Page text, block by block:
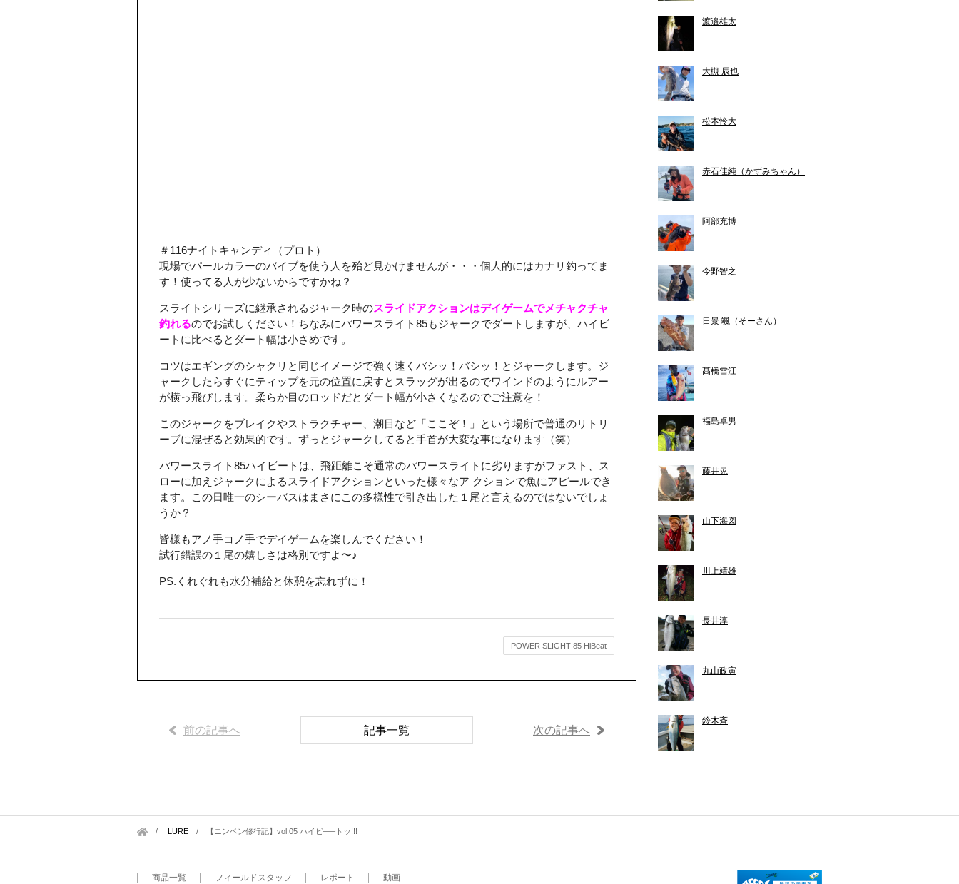
＃116ナイトキャンディ（プロト）
現場でパールカラーのバイブを使う人を殆ど見かけませんが・・・個人的にはカナリ釣ってま
す！使ってる人が少ないからですかね？
スライトシリーズに継承されるジャーク時のスライドアクションはデイゲームでメチャクチャ
釣れるのでお試しください！ちなみにパワースライト85もジャークでダートしますが、ハイビ
ートに比べるとダート幅は小さめです。
コツはエギングのシャクリと同じイメージで強く速くバシッ！バシッ！とジャークします。ジ
ャークしたらすぐにティップを元の位置に戻すとスラッグが出るのでワインドのようにルアー
が横っ飛びします。柔らか目のロッドだとダート幅が小さくなるのでご注意を！
このジャークをブレイクやストラクチャー、潮目など「ここぞ！」という場所で普通のリトリ
ーブに混ぜると効果的です。ずっとジャークしてると手首が大変な事になります（笑）
パワースライト85ハイビートは、飛距離こそ通常のパワースライトに劣りますがファスト、ス
ローに加えジャークによるスライドアクションといった様々なア クションで魚にアピールでき
ます。この日唯一のシーバスはまさにこの多様性で引き出した１尾と言えるのではないでしょ
うか？
皆様もアノ手コノ手でデイゲームを楽しんでください！
試行錯誤の１尾の嬉しさは格別ですよ〜♪
PS.くれぐれも水分補給と休憩を忘れずに！
POWER SLIGHT 85 HiBeat
前の記事へ 記事一覧 次の記事へ
渡邉雄太
大槻 辰也
松本怜大
赤石佳純（かずみちゃん）
阿部充博
今野智之
日景 颯（そーさん）
髙橋雪江
福島卓男
藤井晃
山下海図
川上靖雄
長井淳
丸山政寅
鈴木斉
LURE / 【ニンベン修行記】vol.05 ハイビ—–トッ!!!
商品一覧 フィールドスタッフ レポート 動画